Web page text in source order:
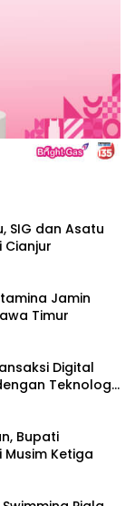
SIG dan Asatu
Cianjur
Jamin
Timur
Digital
Teknologi
Bupati
Ketiga